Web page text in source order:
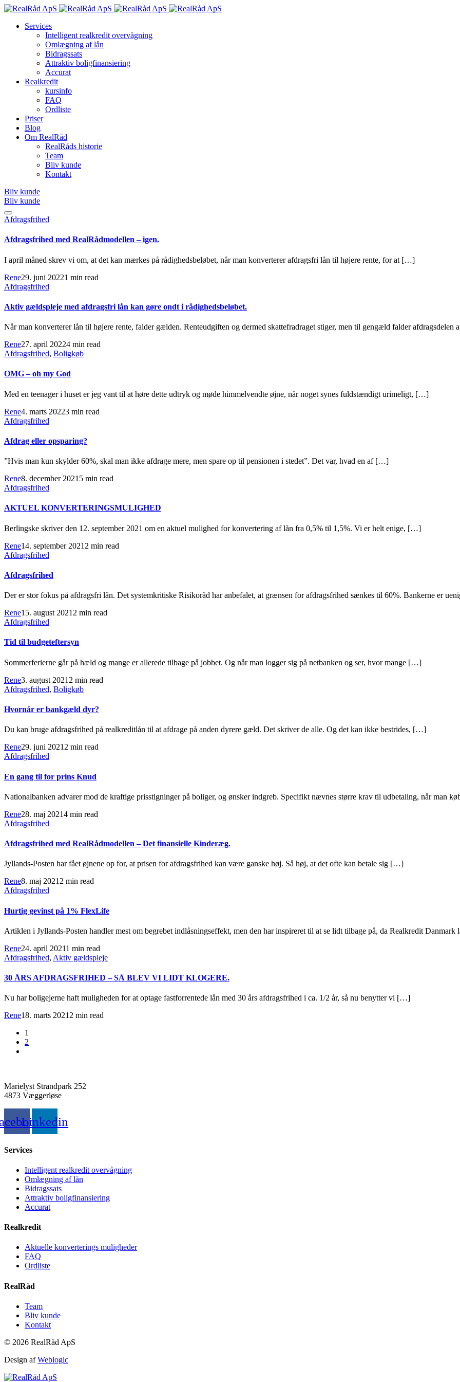
Services
Intelligent realkredit overvågning
Omlægning af lån
Bidragssats
Attraktiv boligfinansiering
Accurat
Realkredit
kursinfo
FAQ
Ordliste
Priser
Blog
Om RealRåd
RealRåds historie
Team
Bliv kunde
Kontakt
Bliv kunde
Bliv kunde
Afdragsfrihed
Afdragsfrihed med RealRådmodellen – igen.
I april måned skrev vi om, at det kan mærkes på rådighedsbeløbet, når man konverterer afdragsfri lån til højere rente, for at […]
Rene29. juni 20221 min read
Afdragsfrihed
Aktiv gældspleje med afdragsfri lån kan gøre ondt i rådighedsbeløbet.
Når man konverterer lån til højere rente, falder gælden. Renteudgiften og dermed skattefradraget stiger, men til gengæld falder
Rene27. april 20224 min read
Afdragsfrihed, Boligkøb
OMG – oh my God
Med en teenager i huset er jeg vant til at høre dette udtryk og møde himmelvendte øjne, når noget synes fuldstændigt urimeligt, […]
Rene4. marts 20223 min read
Afdragsfrihed
Afdrag eller opsparing?
”Hvis man kun skylder 60%, skal man ikke afdrage mere, men spare op til pensionen i stedet”. Det var, hvad en af […]
Rene8. december 2021 5 min read
Afdragsfrihed
AKTUEL KONVERTERINGSMULIGHED
Berlingske skriver den 12. september 2021 om en aktuel mulighed for konvertering af lån fra 0,5% til 1,5%. Vi er helt enige, […]
Rene14. september 2021 2 min read
Afdragsfrihed
Afdragsfrihed
Der er stor fokus på afdragsfri lån. Det systemkritiske Risikoråd har anbefalet, at grænsen for afdragsfrihed sænkes til 60%. Bankerne er
Rene15. august 2021 2 min read
Afdragsfrihed
Tid til budgeteftersyn
Sommerferierne går på hæld og mange er allerede tilbage på jobbet. Og når man logger sig på netbanken og ser, hvor mange […]
Rene3. august 2021 2 min read
Afdragsfrihed, Boligkøb
Hvornår er bankgæld dyr?
Du kan bruge afdragsfrihed på realkreditlån til at afdrage på anden dyrere gæld. Det skriver de alle. Og det kan ikke bestrides, […]
Rene29. juni 2021 2 min read
Afdragsfrihed
En gang til for prins Knud
Nationalbanken advarer mod de kraftige prisstigninger på boliger, og ønsker indgreb. Specifikt nævnes større krav til udbetaling, når man
Rene28. maj 20214 min read
Afdragsfrihed
Afdragsfrihed med RealRådmodellen – Det finansielle Kinderæg.
Jyllands-Posten har fået øjnene op for, at prisen for afdragsfrihed kan være ganske høj. Så høj, at det ofte kan betale sig […]
Rene8. maj 2021 2 min read
Afdragsfrihed
Hurtig gevinst på 1% FlexLife
Artiklen i Jyllands-Posten handler mest om begrebet indlåsningseffekt, men den har inspireret til at se lidt tilbage på, da Realkredit
Rene24. april 20211 min read
Afdragsfrihed, Aktiv gældspleje
30 ÅRS AFDRAGSFRIHED – SÅ BLEV VI LIDT KLOGERE.
Nu har boligejerne haft muligheden for at optage fastforrentede lån med 30 års afdragsfrihed i ca. 1/2 år, så nu benytter vi […]
Rene18. marts 2021 2 min read
1
2
Marielyst Strandpark 252
4873 Væggerløse
Linkedin
Services
Intelligent realkredit overvågning
Omlægning af lån
Bidragssats
Attraktiv boligfinansiering
Accurat
Realkredit
Aktuelle konverterings muligheder
FAQ
Ordliste
RealRåd
Team
Bliv kunde
Kontakt
© 2026 RealRåd ApS
Design afWeblogic